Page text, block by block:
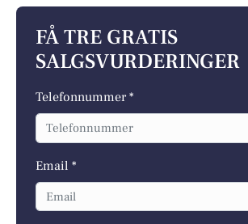
FÅ TRE GRATIS
SALGSVURDERINGER
Telefonnummer *
Email *